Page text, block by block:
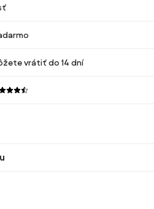
vrátiť do 14 dní